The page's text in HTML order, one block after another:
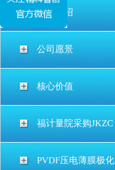
公司介绍
公司愿景
核心价值
福计量院采购JKZC
PVDF压电薄膜极化